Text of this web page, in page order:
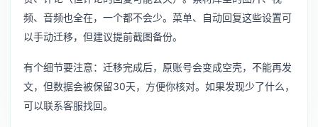
频、音频也全在，一个都不会少。菜单、自动回复这些设置可
以手动迁移，但建议提前截图备份。
有个细节要注意：迁移完成后，原账号会变成空壳，不能再发
文，但数据会被保留30天，方便你核对。如果发现少了什么，
可以联系客服找回。